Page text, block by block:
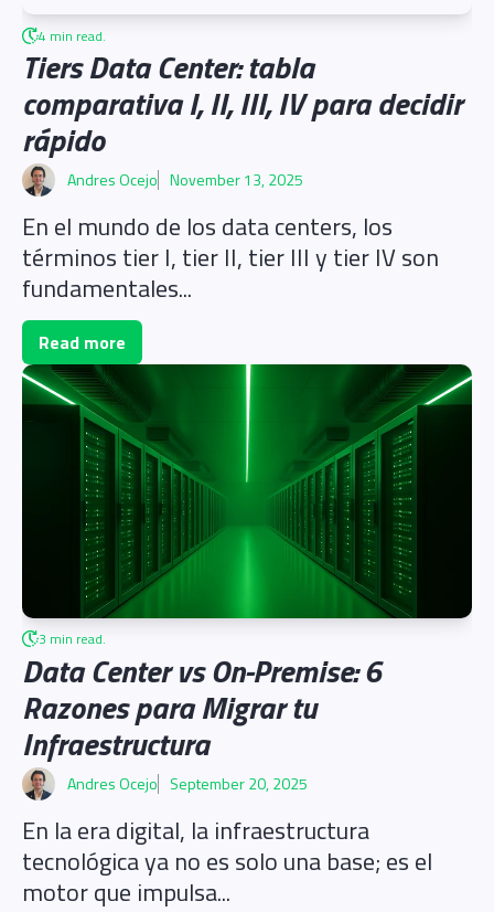
4 min read.
Tiers Data Center: tabla
comparativa I, II, III, IV para decidir
rápido
Andres Ocejo November 13, 2025
En el mundo de los data centers, los
términos tier I, tier II, tier III y tier IV son
fundamentales...
Read more
3 min read.
Data Center vs On-Premise: 6
Razones para Migrar tu
Infraestructura
Andres Ocejo September 20, 2025
En la era digital, la infraestructura
tecnológica ya no es solo una base; es el
motor que impulsa...